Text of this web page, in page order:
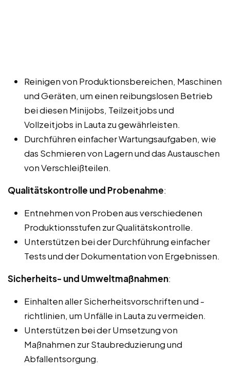
Reinigen von Produktionsbereichen, Maschinen
und Geräten, um einen reibungslosen Betrieb
bei diesen Minijobs, Teilzeitjobs und
Vollzeitjobs in Lauta zu gewährleisten.
Durchführen einfacher Wartungsaufgaben, wie
das Schmieren von Lagern und das Austauschen
von Verschleißteilen.
Qualitätskontrolle und Probenahme:
Entnehmen von Proben aus verschiedenen
Produktionsstufen zur Qualitätskontrolle.
Unterstützen bei der Durchführung einfacher
Tests und der Dokumentation von Ergebnissen.
Sicherheits- und Umweltmaßnahmen:
Einhalten aller Sicherheitsvorschriften und -
richtlinien, um Unfälle in Lauta zu vermeiden.
Unterstützen bei der Umsetzung von
Maßnahmen zur Staubreduzierung und
Abfallentsorgung.